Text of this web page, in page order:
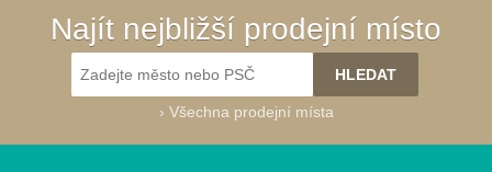
Najít nejbližší prodejní místo
› Všechna prodejní místa